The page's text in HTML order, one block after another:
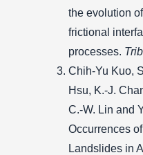
the evolution
frictional
processes.
Chih-Yu Kuo,
Hsu, K.-J.
C.-W. Lin and
Occurrences
Landslides in